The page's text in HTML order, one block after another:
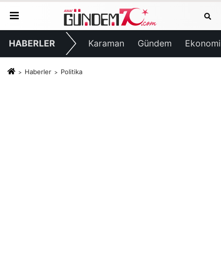
HABERLER Karaman Gündem Ekonomi
Haberler Politika